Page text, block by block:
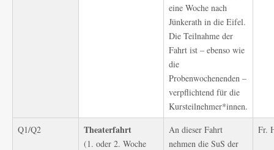
eine Woche nach
Jünkerath in die Eifel.
Die Teilnahme der
Fahrt ist – ebenso wie
die
Probenwochenenden –
verpflichtend für die
Kursteilnehmer*innen.
Q1/Q2 Theaterfahrt
(1. oder 2. Woche
An dieser Fahrt
nehmen die SuS der
Fr.